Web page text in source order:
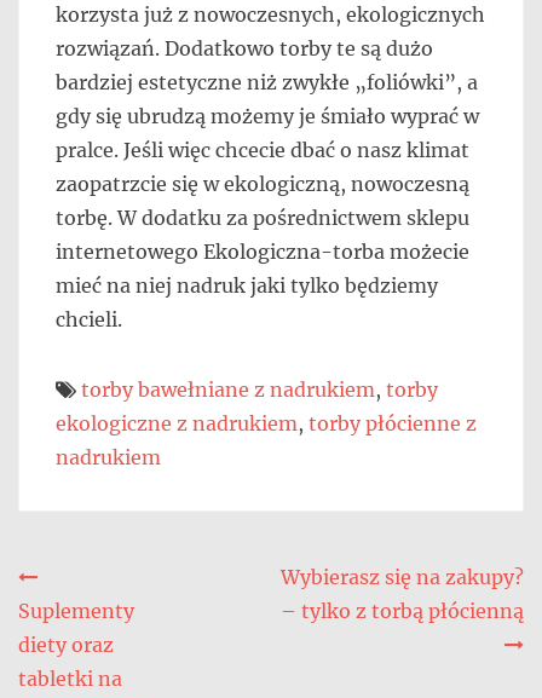
korzysta już z nowoczesnych, ekologicznych
rozwiązań. Dodatkowo torby te są dużo
bardziej estetyczne niż zwykłe „foliówki”, a
gdy się ubrudzą możemy je śmiało wyprać w
pralce. Jeśli więc chcecie dbać o nasz klimat
zaopatrzcie się w ekologiczną, nowoczesną
torbę. W dodatku za pośrednictwem sklepu
internetowego Ekologiczna-torba możecie
mieć na niej nadruk jaki tylko będziemy
chcieli.
torby bawełniane z nadrukiem, torby
ekologiczne z nadrukiem, torby płócienne z
nadrukiem
Nawigacja
wpisu
Suplementy
diety oraz
tabletki na
Wybierasz się na zakupy?
– tylko z torbą płócienną